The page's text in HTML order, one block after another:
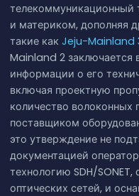
и материком, дополняя
такие как Jeju-Mainland
Mainland 2 заключается
информации о его
включая проектную
количество волоконных
поставщиком
это утверждение не
документацией
технологию SDH/
оптических сетей, и